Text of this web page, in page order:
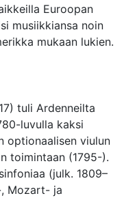
Euroopan
musiikkiansa noin
mukaan lukien.
tuli Ardenneilta
luvulla kaksi
optionaalisen viulun
toimintaan (1795-).
(julk. 1809–
Mozart- ja